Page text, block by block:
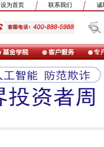
设为首页 联系我们 诚